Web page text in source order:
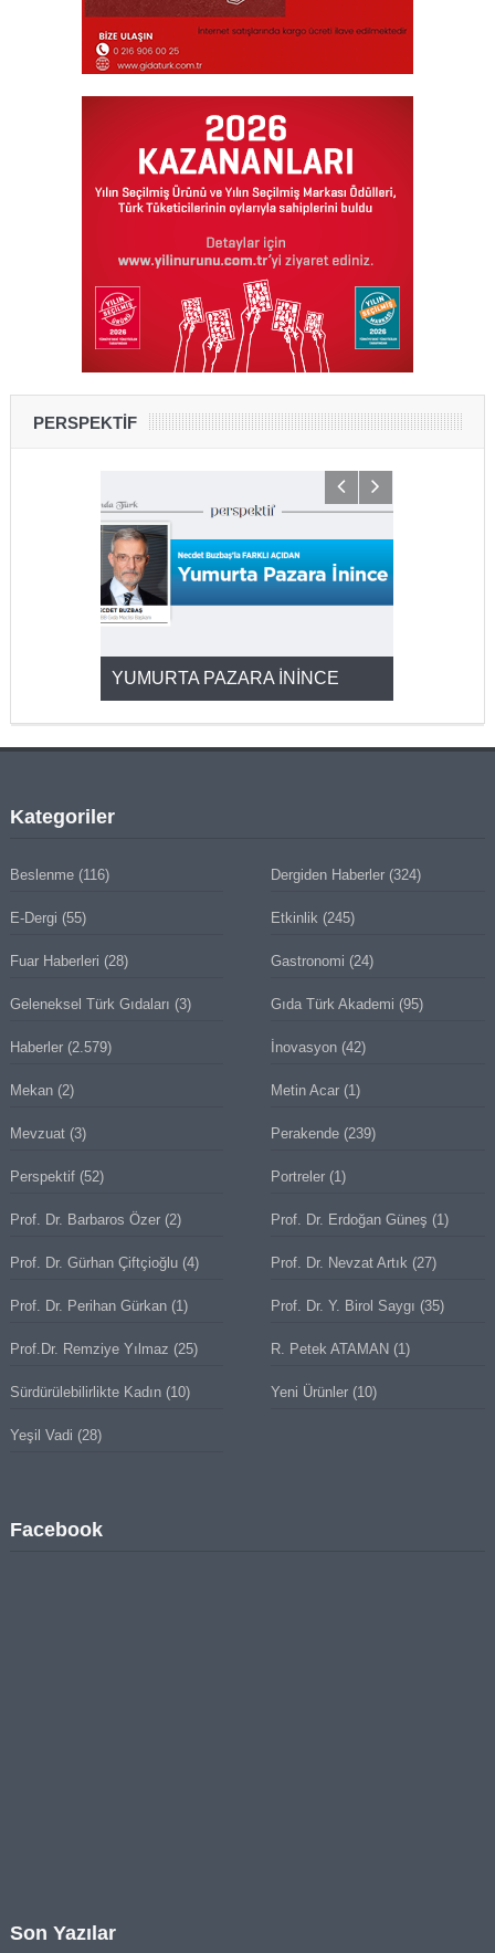
PERSPEKTİF
YUMURTA PAZARA İNİNCE
Kategoriler
Beslenme(116) Dergiden Haberler (324)
E-Dergi (55) Etkinlik (245)
Fuar Haberleri (28) Gastronomi (24)
Geleneksel Türk Gıdaları (3) Gıda Türk Akademi (95)
Haberler(2.579) İnovasyon (42)
Mekan(2) Metin Acar (1)
Mevzuat(3) Perakende (239)
Perspektif(52) Portreler (1)
Prof. Dr. Barbaros Özer(2) Prof. Dr. Erdoğan Güneş (1)
Prof. Dr. Gürhan Çiftçioğlu(4) Prof. Dr. Nevzat Artık (27)
Prof. Dr. Perihan Gürkan(1) Prof. Dr. Y. Birol Saygı (35)
Prof.Dr. Remziye Yılmaz (25) R. Petek ATAMAN (1)
Sürdürülebilirlikte Kadın(10) Yeni Ürünler (10)
Yeşil Vadi (28)
Facebook
Son Yazılar